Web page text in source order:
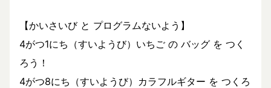
【かいさいび と プログラムないよう】
4がつ1にち（すいようび）いちご の バッグ を つく
ろう！
4がつ8にち（すいようび）カラフルギター を つくろ